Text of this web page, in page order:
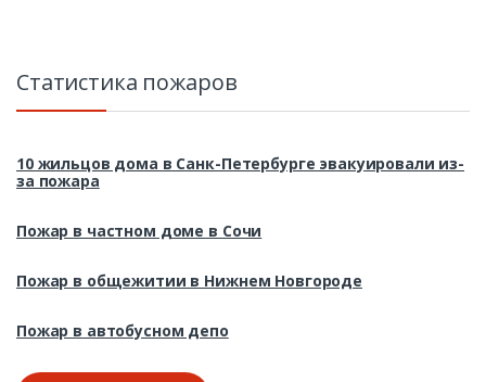
Статистика пожаров
10 жильцов дома в Санк-Петербурге эвакуировали из-
за пожара
Пожар в частном доме в Сочи
Пожар в общежитии в Нижнем Новгороде
Пожар в автобусном депо